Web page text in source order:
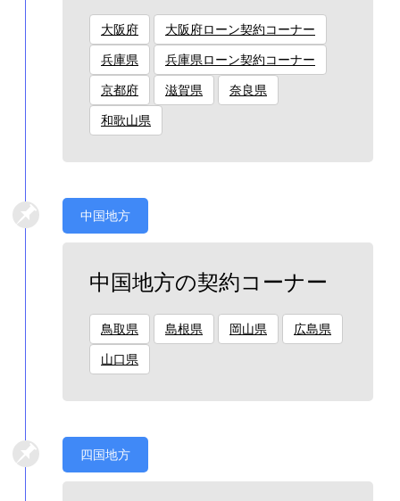
大阪府 大阪府ローン契約コーナー
兵庫県 兵庫県ローン契約コーナー
京都府 滋賀県 奈良県
和歌山県
中国地方
中国地方の契約コーナー
鳥取県 島根県 岡山県 広島県
山口県
四国地方